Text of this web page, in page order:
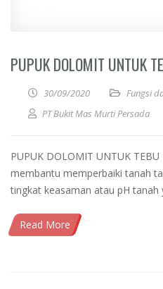
PUPUK DOLOMIT UNTUK
30/09/2020
Fungsi
PT Bukit Mas Murti Persada
PUPUK DOLOMIT UNTUK
membantu memperbaiki tanah
tingkat keasaman atau pH tanah
Read More